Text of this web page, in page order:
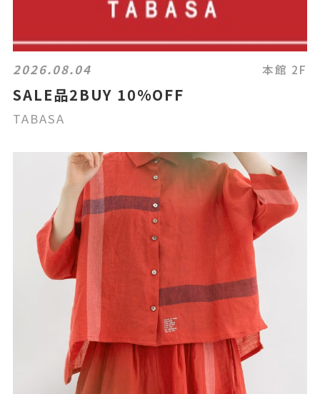
2026.08.04 本館 2F
SALE品2BUY 10%OFF
TABASA